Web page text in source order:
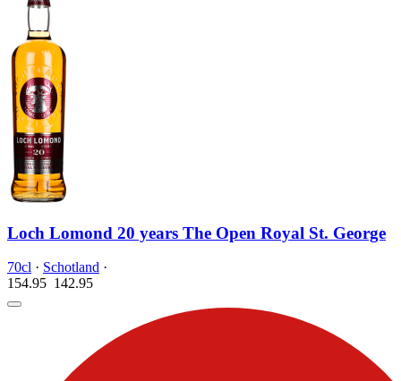
Loch Lomond 20 years The Open Royal St. George
70cl · Schotland ·
154.95 142.95